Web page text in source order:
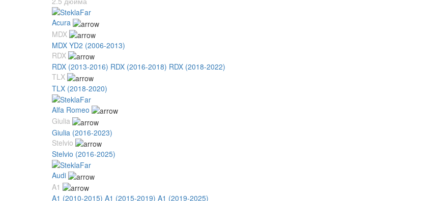
Acura
MDX
MDX YD2 (2006-2013)
RDX
RDX (2013-2016) RDX (2016-2018) RDX (2018-2022)
TLX
TLX (2018-2020)
Alfa Romeo
Giulia
Giulia (2016-2023)
Stelvio
Stelvio (2016-2025)
Audi
A1
A1 (2010-2015) A1 (2015-2019) A1 (2019-2025)